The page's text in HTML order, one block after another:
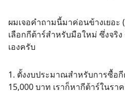
ผมเจอคำถามนี้มาค่อนข้างเยอะ
เลือกกีต้าร์สำหรับมือใหม่ ซึ่งจริ
เองครับ
1. ตั้งงบประมาณสำหรับการซื้อ
15,000 บาท เราก็หากีต้าร์ในร